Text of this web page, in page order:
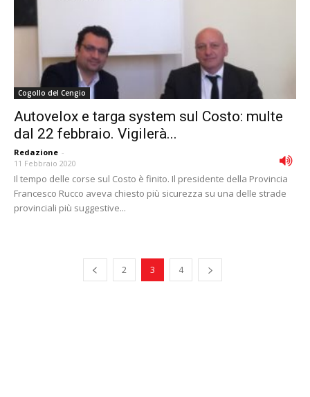
Cogollo del Cengio
Autovelox e targa system sul Costo: multe
dal 22 febbraio. Vigilerà...
Redazione -
11 Febbraio 2020
Il tempo delle corse sul Costo è finito. Il presidente della Provincia
Francesco Rucco aveva chiesto più sicurezza su una delle strade
provinciali più suggestive...
2 3 4